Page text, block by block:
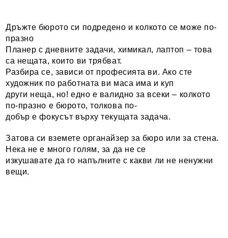
Дръжте бюрото си подредено и колкото се може по-
празно
Планер с дневните задачи, химикал, лаптоп – това
са нещата, които ви трябват.
Разбира се, зависи от професията ви. Ако сте
художник по работната ви маса има и куп
други неща, но! едно е валидно за всеки – колкото
по-празно е бюрото, толкова по-
добър е фокусът върху текущата задача.
Затова си вземете органайзер за бюро или за стена.
Нека не е много голям, за да не се
изкушавате да го напълните с какви ли не ненужни
вещи.